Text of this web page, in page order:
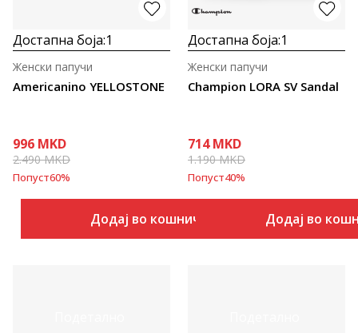
Достапна боја:1
Americanino YELLOSTONE
Женски папучи
996 MKD
2.490MKD
Попуст60%
Додај во кошничка
Достапна боја:1
Champion LORA SV Sandal
Женски папучи
714 MKD
1.190MKD
Попуст40%
Додај во